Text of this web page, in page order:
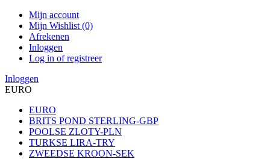
Mijn account
Mijn Wishlist (0)
Afrekenen
Inloggen
Log in of registreer
Inloggen
EURO
EURO
BRITS POND STERLING-GBP
POOLSE ZLOTY-PLN
TURKSE LIRA-TRY
ZWEEDSE KROON-SEK